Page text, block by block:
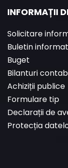
INFORMAȚII
Solicitare
Buletin
Buget
Bilanturi
Achiziții publice
Formulare tip
Declarații de
Protecția